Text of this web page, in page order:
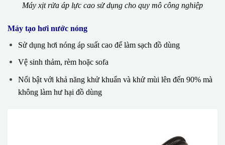
Máy xịt rửa áp lực cao sử dụng cho quy mô công nghiệp
Máy tạo hơi nước nóng
Sử dụng hơi nóng áp suất cao để làm sạch đồ dùng
Vệ sinh thảm, rèm hoặc sofa
Nổi bật với khả năng khử khuẩn và khử mùi lên đến 90% mà
không làm hư hại đồ dùng